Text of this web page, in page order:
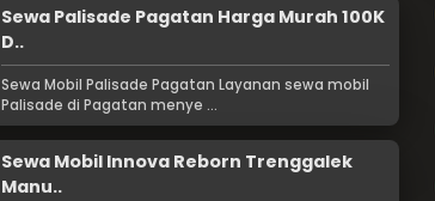
Sewa Palisade Pagatan Harga Murah 100K
D..
Sewa Mobil Palisade Pagatan Layanan sewa mobil
Palisade di Pagatan menye ...
Sewa Mobil Innova Reborn Trenggalek
Manu..